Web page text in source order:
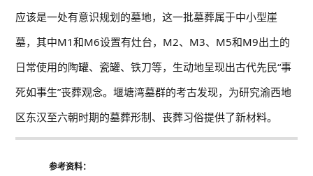
应该是一处有意识规划的墓地，这一批墓葬属于中小型崖
墓，其中M1和M6设置有灶台，M2、M3、M5和M9出土的
日常使用的陶罐、瓷罐、铁刀等，生动地呈现出古代先民“事
死如事生”丧葬观念。堰塘湾墓群的考古发现，为研究渝西地
区东汉至六朝时期的墓葬形制、丧葬习俗提供了新材料。
参考资料：